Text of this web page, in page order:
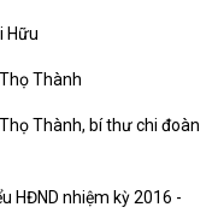
Hữu
Thành
Thành, bí thư chi đoàn
HĐND nhiệm kỳ 2016 -